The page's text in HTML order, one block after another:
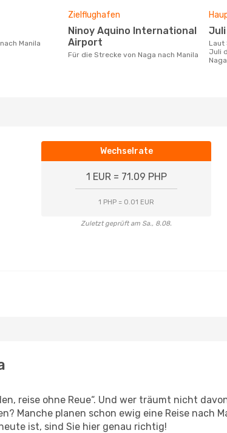
Manila
Zielflughafen
Ninoy Aquino International
Airport
Für die Strecke von Naga nach Manila
Juli
Laut Suchanfragen unserer Kunden ist
Juli
Wechselrate
1 EUR = 71.09 PHP
1 PHP = 0.01 EUR
Zuletzt geprüft am Sa., 8.08.
reise ohne Reue“. Und wer träumt nicht
Manche planen schon ewig eine Reise nach
ist, sind Sie hier genau richtig!